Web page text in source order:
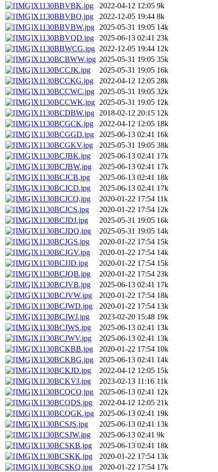
X1130BBVBK.jpg
2022-04-12 12:05 9k
X1130BBVBQ.jpg
2022-12-05 19:44 8k
X1130BBVBW.jpg
2025-05-31 19:05 14k
X1130BBVQD.jpg
2025-06-13 02:41 23k
X1130BBWCG.jpg 2022-12-05 19:44 12k
X1130BCBWW.jpg 2025-05-31 19:05 35k
X1130BCCJK.jpg
2025-05-31 19:05 16k
X1130BCCKG.jpg
2022-04-12 12:05 28k
X1130BCCWC.jpg
2025-05-31 19:05 32k
X1130BCCWK.jpg 2025-05-31 19:05 12k
X1130BCDBW.jpg
2018-02-12 20:15 12k
X1130BCGCK.jpg
2022-04-12 12:05 18k
X1130BCGGD.jpg
2025-06-13 02:41 16k
X1130BCGKV.jpg
2025-05-31 19:05 38k
X1130BCJBK.jpg
2025-06-13 02:41 17k
X1130BCJBW.jpg
2025-06-13 02:41 17k
X1130BCJCB.jpg
2025-06-13 02:41 18k
X1130BCJCD.jpg
2025-06-13 02:41 17k
X1130BCJCQ.jpg
2020-01-22 17:54 11k
X1130BCJCS.jpg
2020-01-22 17:54 12k
X1130BCJDJ.jpg
2025-05-31 19:05 16k
X1130BCJDQ.jpg
2025-05-31 19:05 14k
X1130BCJGS.jpg
2020-01-22 17:54 15k
X1130BCJGV.jpg
2020-01-22 17:54 14k
X1130BCJJD.jpg
2020-01-22 17:54 15k
X1130BCJQB.jpg
2020-01-22 17:54 23k
X1130BCJVB.jpg
2025-06-13 02:41 17k
X1130BCJVW.jpg
2020-01-22 17:54 18k
X1130BCJWD.jpg
2020-01-22 17:54 13k
X1130BCJWJ.jpg
2023-02-20 15:48 19k
X1130BCJWS.jpg
2025-06-13 02:41 13k
X1130BCJWV.jpg
2025-06-13 02:41 13k
X1130BCKBB.jpg
2020-01-22 17:54 10k
X1130BCKBG.jpg
2025-06-13 02:41 14k
X1130BCKJD.jpg
2022-04-12 12:05 15k
X1130BCKVJ.jpg
2023-02-13 11:16 11k
X1130BCQCQ.jpg
2025-06-13 02:41 12k
X1130BCQDS.jpg
2022-04-12 12:05 21k
X1130BCQGK.jpg
2025-06-13 02:41 19k
X1130BCSJS.jpg
2025-06-13 02:41 13k
X1130BCSJW.jpg
2025-06-13 02:41 9k
X1130BCSKB.jpg
2025-06-13 02:41 18k
X1130BCSKK.jpg
2020-01-22 17:54 13k
X1130BCSKQ.jpg
2020-01-22 17:54 17k